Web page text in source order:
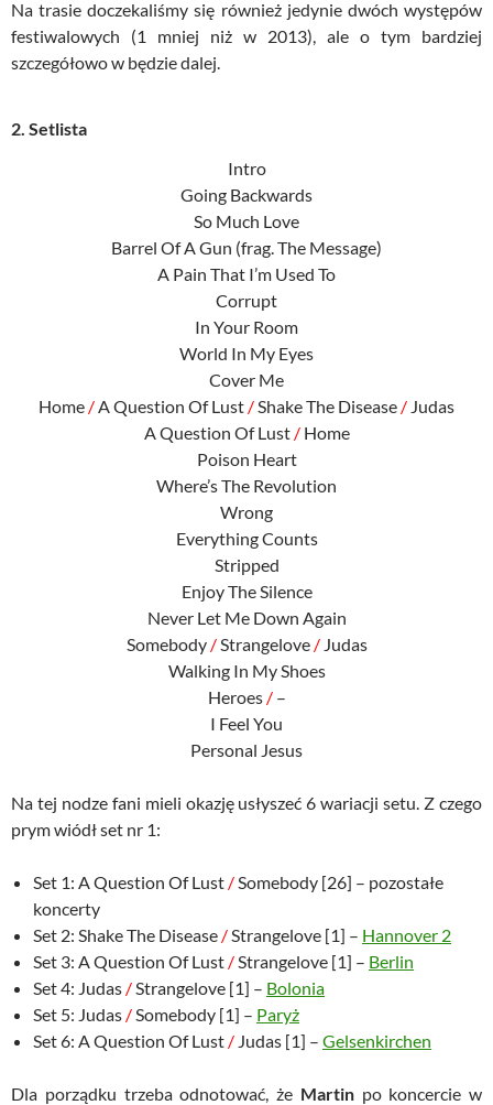
Na trasie doczekaliśmy się również jedynie dwóch występów
festiwalowych (1 mniej niż w 2013), ale o tym bardziej
szczegółowo w będzie dalej.
2. Setlista
Intro
Going Backwards
So Much Love
Barrel Of A Gun (frag. The Message)
A Pain That I’m Used To
Corrupt
In Your Room
World In My Eyes
Cover Me
Home / A Question Of Lust / Shake The Disease / Judas
A Question Of Lust /Home
Poison Heart
Where’s The Revolution
Wrong
Everything Counts
Stripped
Enjoy The Silence
Never Let Me Down Again
Somebody /Strangelove /Judas
Walking In My Shoes
Heroes /–
I Feel You
Personal Jesus
Na tej nodze fani mieli okazję usłyszeć 6 wariacji setu. Z czego
prym wiódł set nr 1:
Set 1: A Question Of Lust / Somebody [26] – pozostałe
koncerty
Set 2: Shake The Disease / Strangelove [1] – Hannover 2
Set 3: A Question Of Lust / Strangelove [1] – Berlin
Set 4: Judas / Strangelove [1] – Bolonia
Set 5: Judas / Somebody [1] – Paryż
Set 6: A Question Of Lust / Judas [1] – Gelsenkirchen
Dla porządku trzeba odnotować, że Martinpo koncercie w